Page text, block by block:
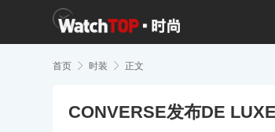
首页  时装  正文
CONVERSE发布DE